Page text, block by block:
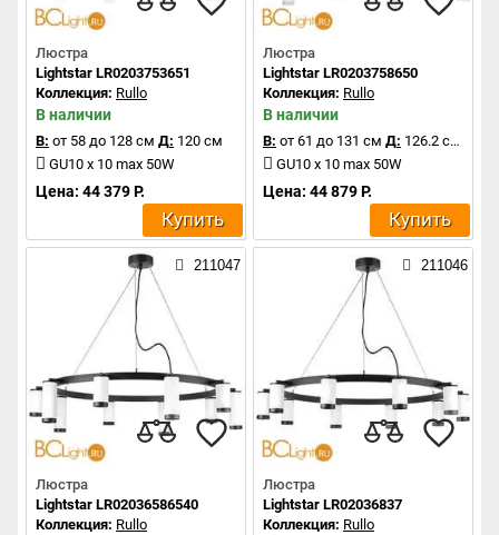
Люстра
Lightstar LR0203753651
Коллекция: Rullo
В наличии
В: от 58 до 128 см Д: 120 см
GU10 x 10 max 50W
Цена: 44 379 Р.
Купить
Люстра
Lightstar LR0203758650
Коллекция: Rullo
В наличии
В: от 61 до 131 см Д: 126.2 см
GU10 x 10 max 50W
Цена: 44 879 Р.
Купить
211047
Люстра
Lightstar LR02036586540
Коллекция: Rullo
211046
Люстра
Lightstar LR02036837
Коллекция: Rullo